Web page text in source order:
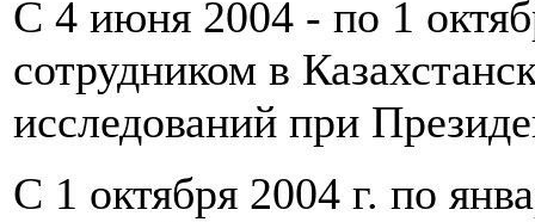
С 4 июня 2004 - по 1
сотрудником в
исследований при
С 1 октября 2004 г. по